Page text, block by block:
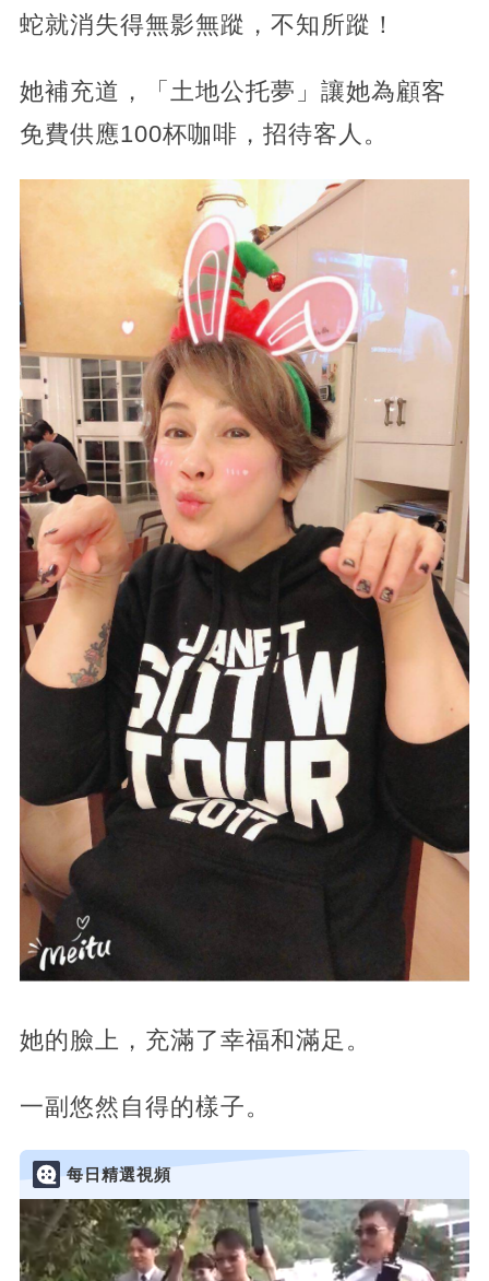
蛇就消失得無影無蹤，不知所蹤！
她補充道，「土地公托夢」讓她為顧客
免費供應100杯咖啡，招待客人。
她的臉上，充滿了幸福和滿足。
一副悠然自得的樣子。
每日精選視頻